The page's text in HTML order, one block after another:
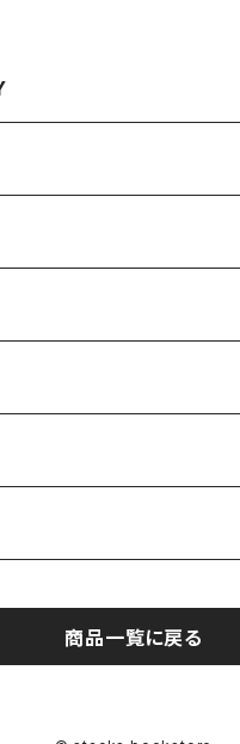
CLUB
商品一覧に戻る